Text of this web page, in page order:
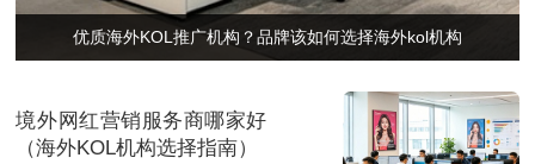
优质海外KOL推广机构？品牌该如何选择海外kol机构
境外网红营销服务商哪家好
（海外KOL机构选择指南）